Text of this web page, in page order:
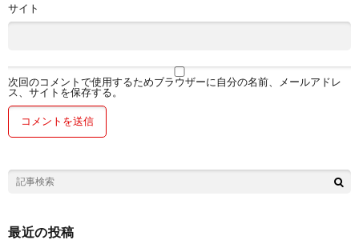
サイト
次回のコメントで使用するためブラウザーに自分の名前、メールアドレ
ス、サイトを保存する。
最近の投稿